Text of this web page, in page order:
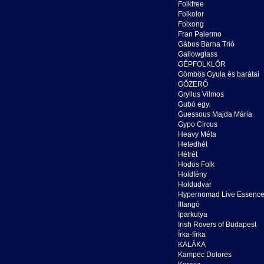
Folkfree
Folkolor
Folxong
Fran Palermo
Gábos Barna Trió
Gallowglass
GÉPFOLKLÓR
Gömbös Gyula és barátai
GŐZERŐ
Gryllus Vilmos
Gubó egy.
Guessous Majda Mária
Gypo Circus
Heavy Méta
Hetedhét
Hétrét
Hodos Folk
Holdfény
Holdudvar
Hypernomad Live
Illangó
Iparkutya
Irish Rovers of Budapest
Írka-fírka
KALÁKA
Kampec Dolores